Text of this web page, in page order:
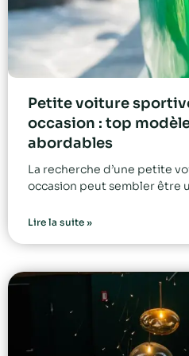
Petite voiture
occasion : top
abordables
La recherche d’une petite
occasion peut sembler être
Lire la suite »